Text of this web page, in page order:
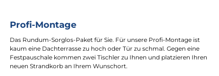
Profi-Montage
Das Rundum-Sorglos-Paket für Sie. Für unsere Profi-Montage ist
kaum eine Dachterrasse zu hoch oder Tür zu schmal. Gegen eine
Festpauschale kommen zwei Tischler zu Ihnen und platzieren Ihren
neuen Strandkorb an Ihrem Wunschort.